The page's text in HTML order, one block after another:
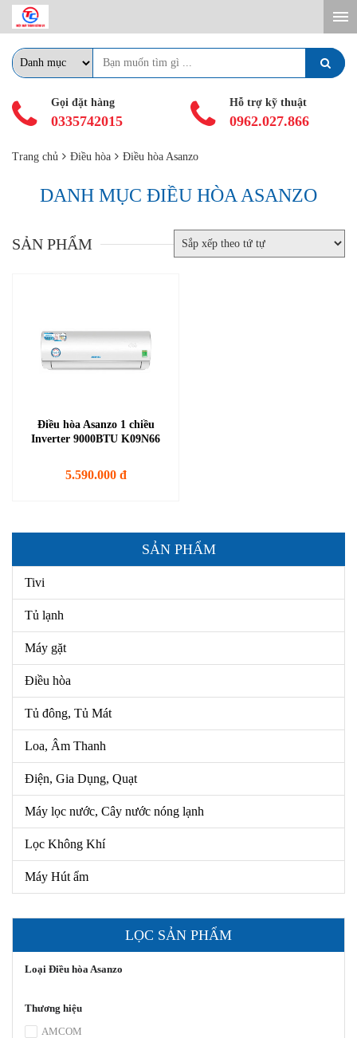
Gọi đặt hàng
0335742015
Hỗ trợ kỹ thuật
0962.027.866
Trang chủ Điều hòa Điều hòa Asanzo
DANH MỤC ĐIỀU HÒA ASANZO
SẢN PHẨM
Điều hòa Asanzo 1 chiều
Inverter 9000BTU K09N66
5.590.000 đ
SẢN PHẨM
Tivi
Tủ lạnh
Máy gặt
Điều hòa
Tủ đông, Tủ Mát
Loa, Âm Thanh
Điện, Gia Dụng, Quạt
Máy lọc nước, Cây nước nóng lạnh
Lọc Không Khí
Máy Hút ẩm
LỌC SẢN PHẨM
Loại Điều hòa Asanzo
Thương hiệu
AMCOM